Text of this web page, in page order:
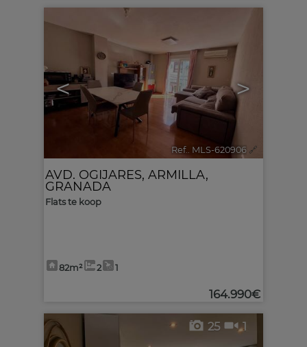
< >
Ref.. MLS-620906 🔗
AVD. OGIJARES, ARMILLA,
GRANADA
Flats te koop
82m² 2 1
164.990€
25 1